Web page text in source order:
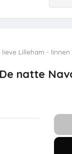
Lilleham - linnen
natte